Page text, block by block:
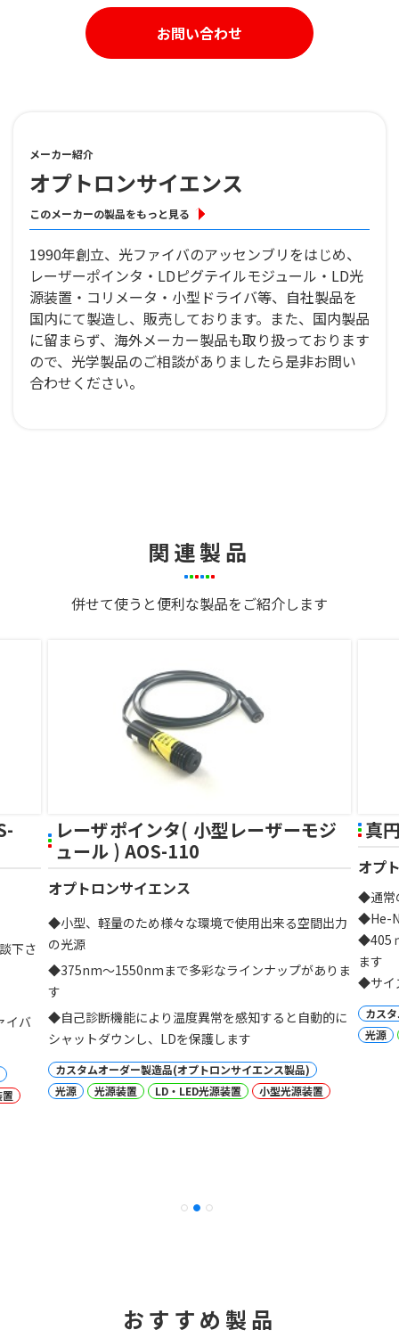
お問い合わせ
メーカー紹介
オプトロンサイエンス
このメーカーの製品をもっと見る
1990年創立、光ファイバのアッセンブリをはじめ、
レーザーポインタ・LDピグテイルモジュール・LD光
源装置・コリメータ・小型ドライバ等、自社製品を
国内にて製造し、販売しております。また、国内製品
に留まらず、海外メーカー製品も取り扱っております
ので、光学製品のご相談がありましたら是非お問い
合わせください。
関連製品
併せて使うと便利な製品をご紹介します
下さ
イバ
レーザポインタ( 小型レーザーモジ
ュール ) AOS-110
オプトロンサイエンス
◆小型、軽量のため様々な環境で使用出来る空間出力
の光源
◆375nm～1550nmまで多彩なラインナップがありま
す
◆自己診断機能により温度異常を感知すると自動的に
シャットダウンし、LDを保護します
カスタムオーダー製造品(オプトロンサイエンス製品)
光源
光源装置 LD・LED光源装置 小型光源装置
真
オプ
◆通常
◆He-
◆405
ます
◆サイ
カス
光源
おすすめ製品